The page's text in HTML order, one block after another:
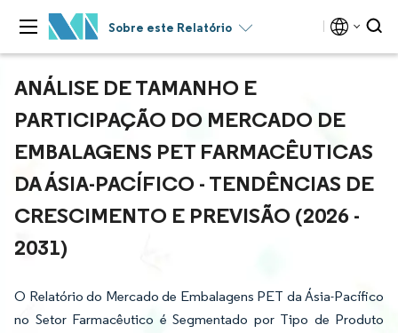
Sobre este Relatório
ANÁLISE DE TAMANHO E
PARTICIPAÇÃO DO MERCADO DE
EMBALAGENS PET FARMACÊUTICAS
DA ÁSIA-PACÍFICO - TENDÊNCIAS DE
CRESCIMENTO E PREVISÃO (2026 -
2031)
O Relatório do Mercado de Embalagens PET da Ásia-Pacífico
no Setor Farmacêutico é Segmentado por Tipo de Produto